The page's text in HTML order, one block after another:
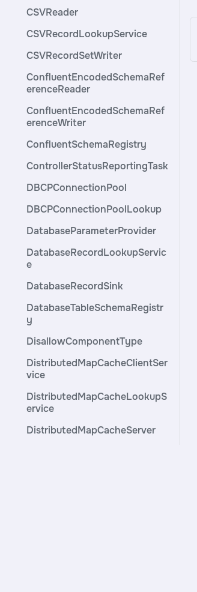
CSVReader
CSVRecordLookupService
CSVRecordSetWriter
ConfluentEncodedSchemaRef
erenceReader
ConfluentEncodedSchemaRef
erenceWriter
ConfluentSchemaRegistry
ControllerStatusReportingTask
DBCPConnectionPool
DBCPConnectionPoolLookup
DatabaseParameterProvider
DatabaseRecordLookupServic
e
DatabaseRecordSink
DatabaseTableSchemaRegistr
y
DisallowComponentType
DistributedMapCacheClientSer
vice
DistributedMapCacheLookupS
ervice
DistributedMapCacheServer